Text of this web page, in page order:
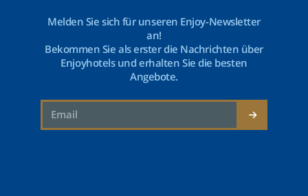
Melden Sie sich für unseren Enjoy-Newsletter
an!
Bekommen Sie als erster die Nachrichten über
Enjoyhotels und erhalten Sie die besten
Angebote.